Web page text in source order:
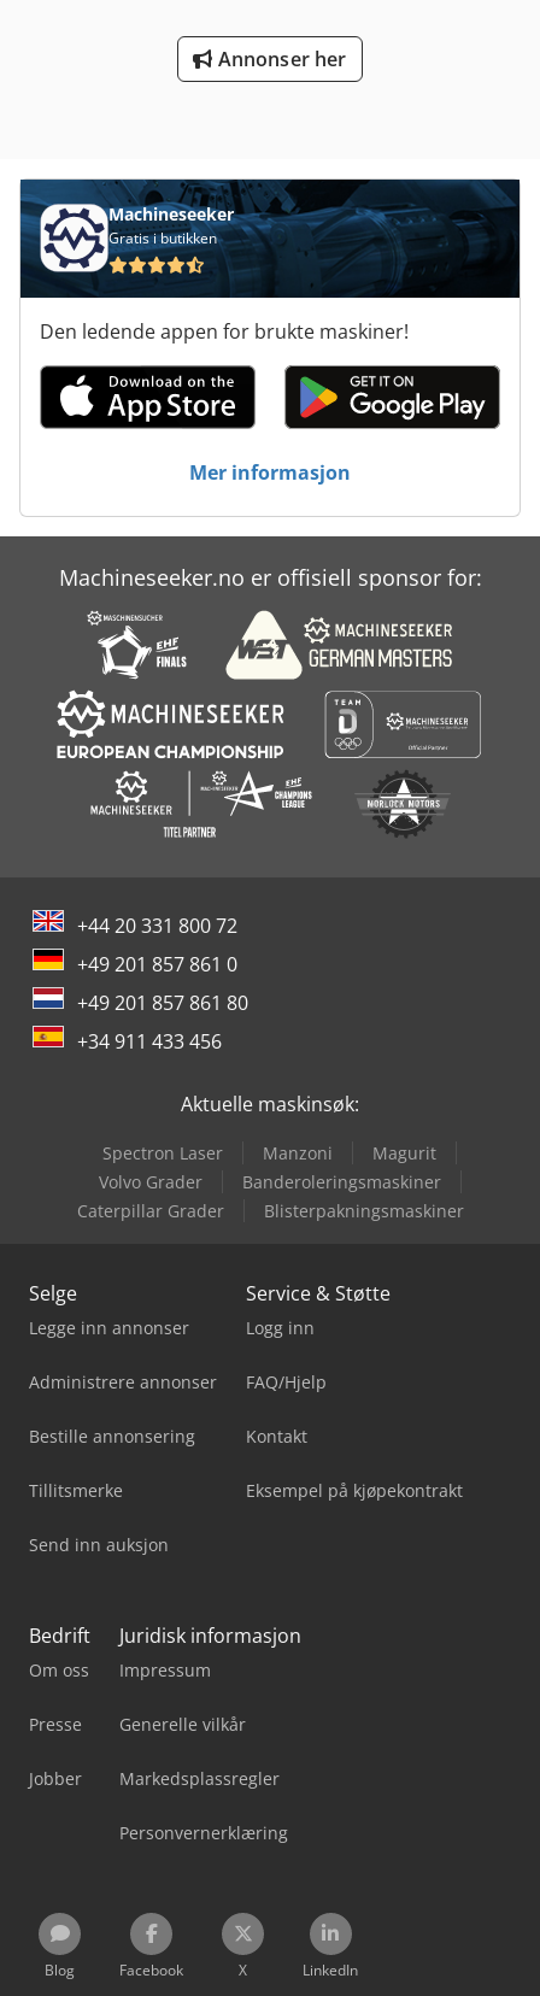
Annonser her
Machineseeker
Gratis i butikken
Den ledende appen for brukte maskiner!
Mer informasjon
Machineseeker.no er offisiell sponsor for:
+44 20 331 800 72
+49 201 857 861 0
+49 201 857 861 80
+34 911 433 456
Aktuelle maskinsøk:
Spectron Laser Manzoni
Magurit
Volvo Grader
Banderoleringsmaskiner
Caterpillar Grader
Blisterpakningsmaskiner
Selge
Legge inn annonser
Administrere annonser
Bestille annonsering
Tillitsmerke
Send inn auksjon
Service & Støtte
Logg inn
FAQ/Hjelp
Kontakt
Eksempel på kjøpekontrakt
Bedrift
Om oss
Presse
Jobber
Juridisk informasjon
Impressum
Generelle vilkår
Markedsplassregler
Personvernerklæring
Blog Facebook X LinkedIn